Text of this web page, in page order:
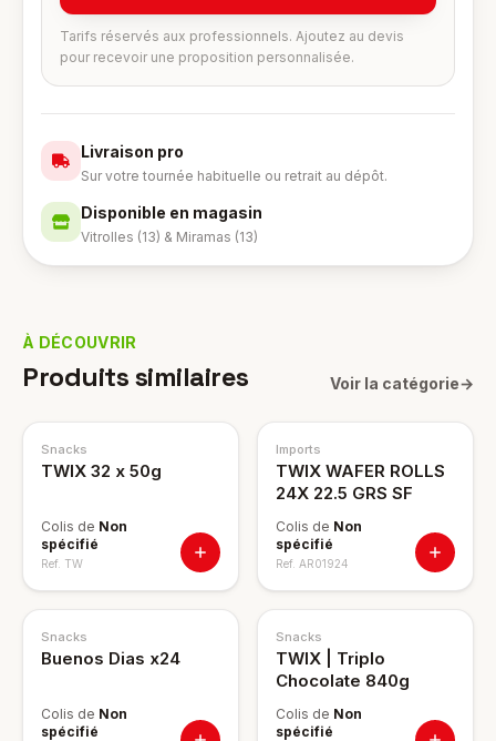
Tarifs réservés aux professionnels. Ajoutez au devis
pour recevoir une proposition personnalisée.
Livraison pro
Sur votre tournée habituelle ou retrait au dépôt.
Disponible en magasin
Vitrolles (13) & Miramas (13)
À DÉCOUVRIR
Produits similaires Voir la catégorie→
Snacks
TWIX 32 x 50g
Colis de Non
spécifié
Ref. TW
Imports
TWIX WAFER ROLLS
24X 22.5 GRS SF
Colis de Non
spécifié
Ref. AR01924
Snacks
Buenos Dias x24
Colis de Non
spécifié
Snacks
TWIX | Triplo
Chocolate 840g
Colis de Non
spécifié